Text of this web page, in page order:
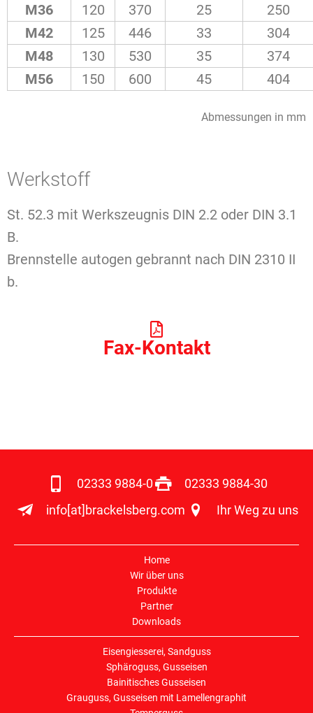
M36
120 370 25
250
M42
125 446 33
304
M48
130 530 35
374
M56
150 600 45 404
Abmessungen in mm
Werkstoff
St. 52.3 mit Werkszeugnis DIN 2.2 oder DIN 3.1
B.
Brennstelle autogen gebrannt nach DIN 2310 II
b.
Fax-Kontakt
02333 9884-0
02333 9884-30
info[at]brackelsberg.com
Ihr Weg zu uns
Home
Wir über uns
Produkte
Partner
Downloads
Eisengiesserei, Sandguss
Sphäroguss, Gusseisen
Bainitisches Gusseisen
Grauguss, Gusseisen mit Lamellengraphit